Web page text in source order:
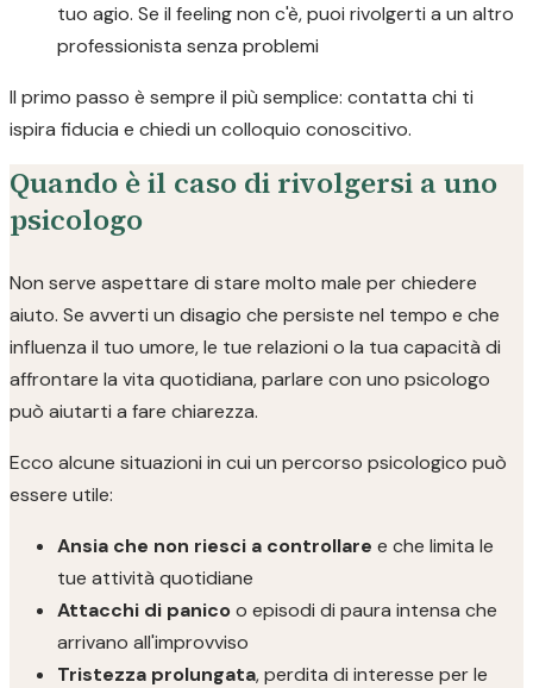
tuo agio. Se il feeling non c'è, puoi rivolgerti a un altro
professionista senza problemi
Il primo passo è sempre il più semplice: contatta chi ti
ispira fiducia e chiedi un colloquio conoscitivo.
Quando è il caso di rivolgersi a uno
psicologo
Non serve aspettare di stare molto male per chiedere
aiuto. Se avverti un disagio che persiste nel tempo e che
influenza il tuo umore, le tue relazioni o la tua capacità di
affrontare la vita quotidiana, parlare con uno psicologo
può aiutarti a fare chiarezza.
Ecco alcune situazioni in cui un percorso psicologico può
essere utile:
Ansia che non riesci a controllare e che limita le
tue attività quotidiane
Attacchi di panicoo episodi di paura intensa che
arrivano all'improvviso
Tristezza prolungata, perdita di interesse per le